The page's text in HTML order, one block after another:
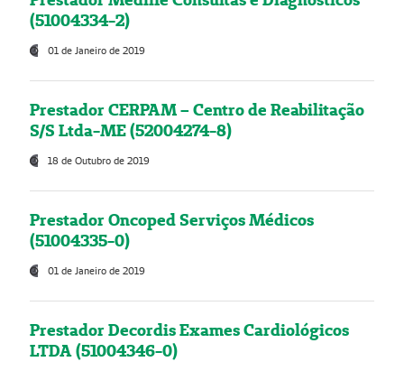
(51004334-2)
01 de Janeiro de 2019
Prestador CERPAM – Centro de Reabilitação
S/S Ltda-ME (52004274-8)
18 de Outubro de 2019
Prestador Oncoped Serviços Médicos
(51004335-0)
01 de Janeiro de 2019
Prestador Decordis Exames Cardiológicos
LTDA (51004346-0)